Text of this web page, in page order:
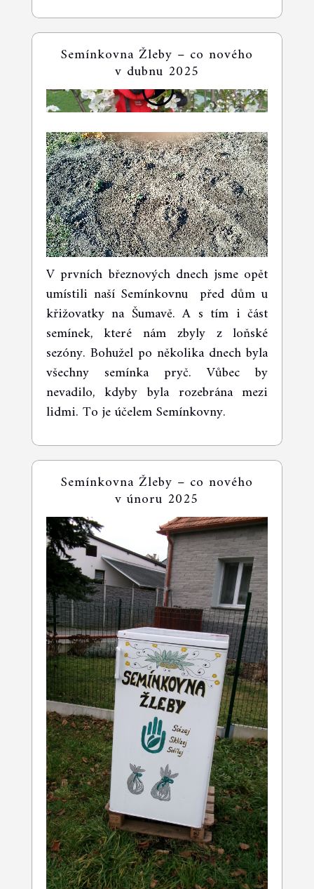
Semínkovna Žleby – co nového
v dubnu 2025
00:00 03:12
V prvních březnových dnech jsme opět
umístili naší Semínkovnu před dům u
křižovatky na Šumavě. A s tím i část
semínek, které nám zbyly z loňské
sezóny. Bohužel po několika dnech byla
všechny semínka pryč. Vůbec by
nevadilo, kdyby byla rozebrána mezi
lidmi. To je účelem Semínkovny.
Semínkovna Žleby – co nového
v únoru 2025